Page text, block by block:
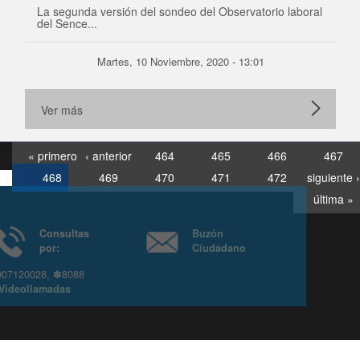
La segunda versión del sondeo del Observatorio laboral
del Sence...
Martes, 10 Noviembre, 2020 - 13:01
Ver más
« primero ‹ anterior 464 465 466
467
468
469 470 471 472
siguiente ›
última »
Consultas
6007120028, ✽8088
yVideollamadas
Ciudadano